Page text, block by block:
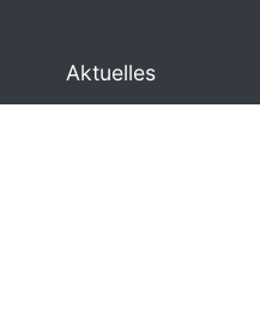
Aktuelles